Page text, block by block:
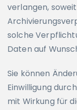
verlangen,
solche
Daten auf
Sie können
Einwilligung
mit Wirkung für